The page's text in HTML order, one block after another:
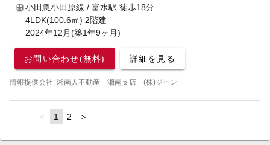
小田急小田原線 / 富水駅 徒歩18分
4LDK(100.6㎡) 2階建
2024年12月(築1年9ヶ月)
お問い合わせ(無料) 詳細を見る
情報提供会社: 湘南人不動産 湘南支店 (株)ジーン
page
You're
page
1 page
2 page